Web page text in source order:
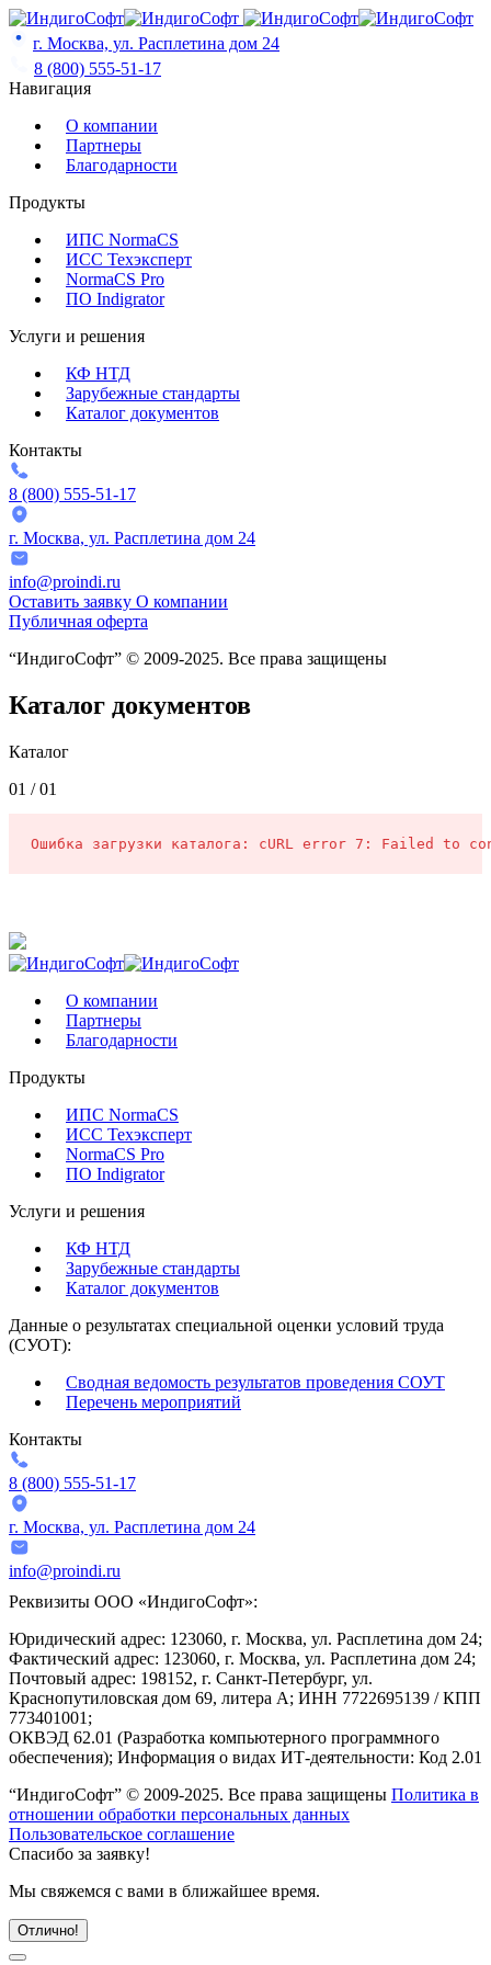
Skip
to
content
г. Москва, ул. Расплетина дом 24
8 (800) 555-51-17
Навигация
О компании
Партнеры
Благодарности
Продукты
ИПС NormaCS
ИСС Техэксперт
NormaCS Pro
ПО Indigrator
Услуги и решения
КФ НТД
Зарубежные стандарты
Каталог документов
Контакты
8 (800) 555-51-17
г. Москва, ул. Расплетина дом 24
info@proindi.ru
Оставить заявку О компании
Публичная оферта
“ИндигоСофт” © 2009-2025. Все права защищены
Каталог документов
Каталог
01 /01
Ошибка загрузки каталога: cURL error 7: Failed to
О компании
Партнеры
Благодарности
Продукты
ИПС NormaCS
ИСС Техэксперт
NormaCS Pro
ПО Indigrator
Услуги и решения
КФ НТД
Зарубежные стандарты
Каталог документов
Данные о результатах специальной оценки условий труда
(СУОТ):
Сводная ведомость результатов проведения СОУТ
Перечень мероприятий
Контакты
8 (800) 555-51-17
г. Москва, ул. Расплетина дом 24
info@proindi.ru
Реквизиты ООО «ИндигоСофт»:
Юридический адрес: 123060, г. Москва, ул. Расплетина дом 24;
Фактический адрес: 123060, г. Москва, ул. Расплетина дом 24;
Почтовый адрес: 198152, г. Санкт-Петербург, ул.
Краснопутиловская дом 69, литера А; ИНН 7722695139 /КПП
773401001;
ОКВЭД 62.01 (Разработка компьютерного программного
обеспечения); Информация о видах ИТ-деятельности: Код 2.01
“ИндигоСофт” © 2009-2025. Все права защищены Политика в
отношении обработки персональных данных
Пользовательское соглашение
Спасибо за заявку!
Мы свяжемся с вами в ближайшее время.
Отлично!